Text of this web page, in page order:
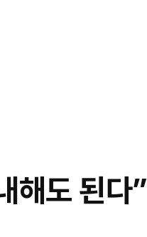
해도 된다”